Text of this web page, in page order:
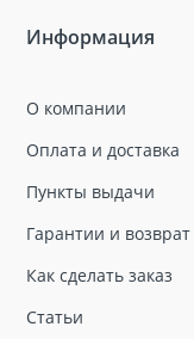
Информация
О компании
Оплата и доставка
Пункты выдачи
Гарантии и возврат
Как сделать заказ
Статьи